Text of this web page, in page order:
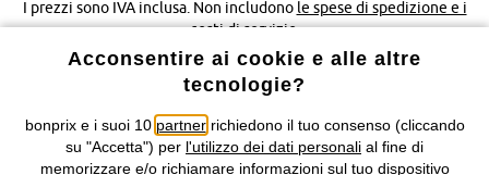
I prezzi sono IVA inclusa. Non includono le spese di spedizione e i
costi di servizio.
Condizioni di vendita Accessibilità
Informativa privacy e cookie Gestione dei cookie
Acconsentire ai cookie e alle altre
tecnologie?
bonprix e i suoi 10 partnerrichiedono il tuo consenso (cliccando
su "Accetta") per l'utilizzo dei dati personali al fine di
memorizzare e/o richiamare informazioni sul tuo dispositivo